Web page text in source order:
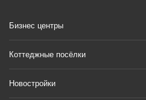
Бизнес центры
Коттеджные посёлки
Новостройки